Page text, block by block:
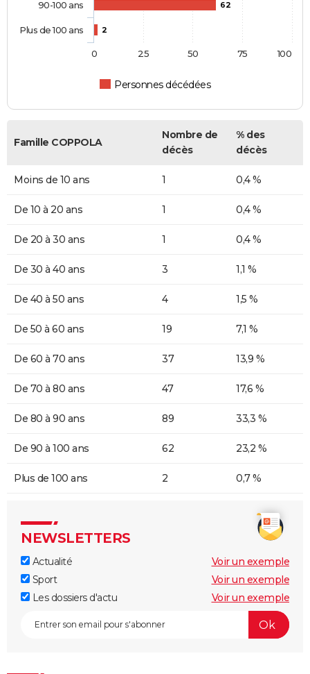
62
2
Personnes décédées
90-100 ans
Plus de 100 ans
0 100
25 50 75
Famille COPPOLA
Nombre de
décès
% des
décès
Moins de 10 ans 1 0,4 %
De 10 à 20 ans 1 0,4 %
De 20 à 30 ans 1 0,4 %
De 30 à 40 ans 3 1,1 %
De 40 à 50 ans 4 1,5 %
De 50 à 60 ans 19 7,1 %
De 60 à 70 ans 37 13,9 %
De 70 à 80 ans 47 17,6 %
De 80 à 90 ans 89 33,3 %
De 90 à 100 ans 62 23,2 %
Plus de 100 ans 2 0,7 %
NEWSLETTERS
Actualité
Voir un exemple
Sport
Voir un exemple
Les dossiers d'actu
Voir un exemple